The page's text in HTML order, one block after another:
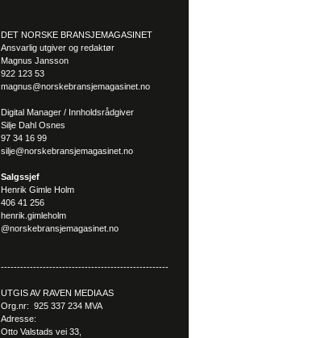
DET NORSKE BRANSJEMAGASINET
Ansvarlig utgiver og redaktør
Magnus Jansson
922 123 53
magnus@norskebransjemagasinet.no
Digital Manager / Innholdsrådgiver
Silje Dahl Osnes
97 34 16 99
silje@norskebransjemagasinet.no
Salgssjef
Henrik Gimle Holm
406 41 256
henrik.gimleholm
@norskebransjemagasinet.no
----------------------------------------------------
UTGIS AV RAVEN MEDIA AS
Org.nr: 925 337 234 MVA
Adresse:
Otto Valstads vei 33,